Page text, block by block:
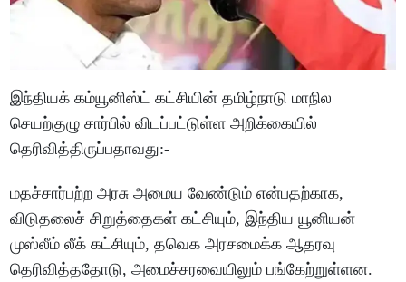
இந்தியக் கம்யூனிஸ்ட் கட்சியின் தமிழ்நாடு மாநில
செயற்குழு சார்பில் விடப்பட்டுள்ள அறிக்கையில்
தெரிவித்திருப்பதாவது:-
மதச்சார்பற்ற அரசு அமைய வேண்டும் என்பதற்காக,
விடுதலைச் சிறுத்தைகள் கட்சியும், இந்திய யூனியன்
முஸ்லீம் லீக் கட்சியும், தவெக அரசமைக்க ஆதரவு
தெரிவித்ததோடு, அமைச்சரவையிலும் பங்கேற்றுள்ளன.